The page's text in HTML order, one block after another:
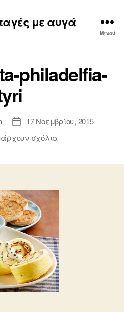
με αυγά
Μενού
philadelfia-
Ημ.
δημοσίευσης
17 Νοεμβρίου, 2015
σχόλια